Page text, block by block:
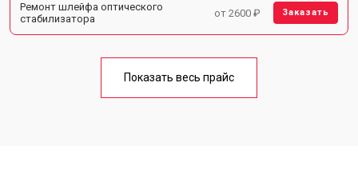
Ремонт шлейфа оптического
стабилизатора
от 2600 ₽ Заказать
Показать весь прайс